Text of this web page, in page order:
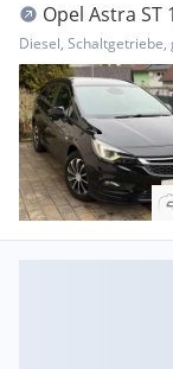
Opel Astra ST
Diesel,